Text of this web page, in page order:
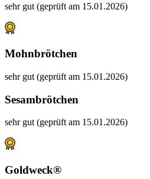
sehr gut (geprüft am 15.01.2026)
Mohnbrötchen
sehr gut (geprüft am 15.01.2026)
Sesambrötchen
sehr gut (geprüft am 15.01.2026)
Goldweck®